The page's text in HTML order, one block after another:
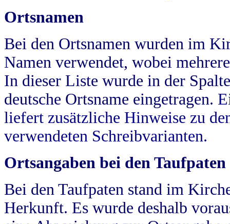
Ortsnamen
Bei den Ortsnamen wurden im
Namen verwendet, wobei
In dieser Liste wurde in der
deutsche Ortsname eingetragen.
liefert zusätzliche Hinweise zu
verwendeten Schreibvarianten.
Ortsangaben bei den Taufpaten
Bei den Taufpaten stand im
Herkunft. Es wurde deshalb